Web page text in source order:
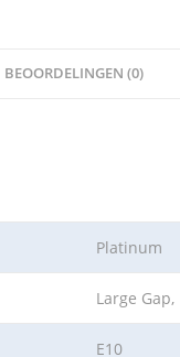
BEOORDELINGEN (0)
Platinum
Large
E10